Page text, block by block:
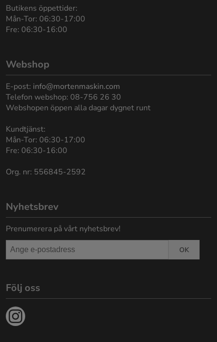
Butikens öppettider:
Mån-Tor: 06:30-17:00
Fre: 06:30-16:00
Webshop
E-post: info@mortenmaskin.com
Telefon webshop: 08-756 26 30
Webshopen öppen alla dagar dygnet runt
Kundtjänst:
Mån-Tor: 06:30-17:00
Fre: 06:30-16:00
Org. nr: 556845-2592
Nyhetsbrev
Prenumerera på vårt nyhetsbrev!
OK
Följ oss